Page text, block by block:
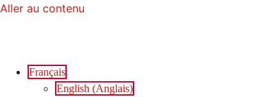
Aller au contenu
Français
English (Anglais)